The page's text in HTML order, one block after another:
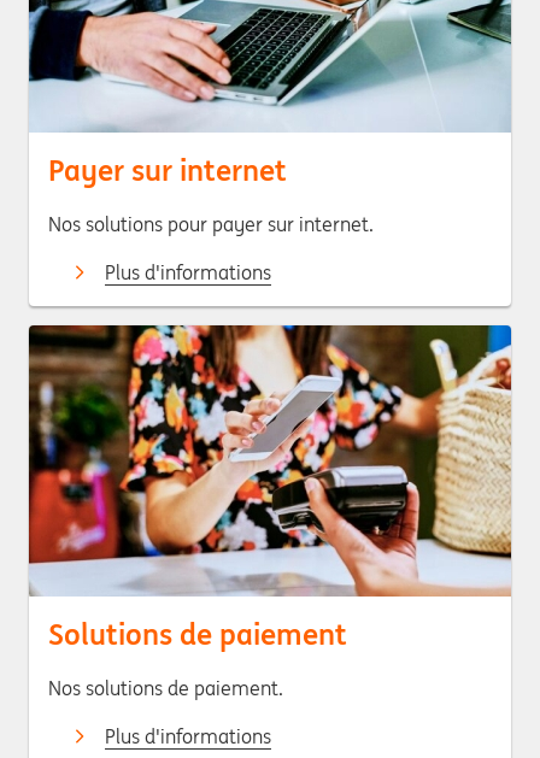
Payer sur internet
Nos solutions pour payer sur internet.
Plus d'informations
Solutions de paiement
Nos solutions de paiement.
Plus d'informations